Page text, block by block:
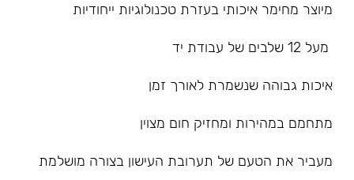
מיוצר מחימר איכותי בעזרת טכנולוגיות ייחודיות
⁠מעל 12 שלבים של עבודת יד
⁠איכות גבוהה שנשמרת לאורך זמן
⁠מתחמם במהירות ומחזיק חום מצוין
⁠מעביר את הטעם של תערובת העישון בצורה מושלמת